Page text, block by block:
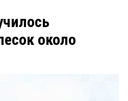
около